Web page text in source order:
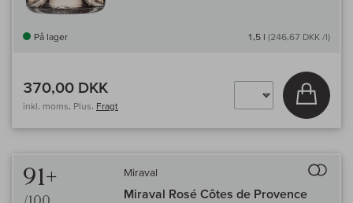
På lager 1,5 l (246,67 DKK /l)
370,00 DKK
inkl. moms, Plus. Fragt
Læg i
91+ Miraval
Miraval Rosé Côtes de Provence